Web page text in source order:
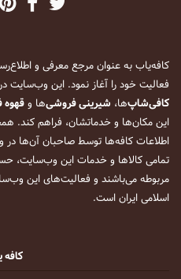
فعالیت خود را آغاز نمود. این وب‌سایت
کافی‌شاپ‌ها، شیرینی فروشی‌ها و
این مکان‌ها و خدماتشان، فراهم کند.
اطلاعات کافه‌ها توسط صاحبان آن‌ها در
تمامی کالاها و خدمات این وب‌سایت،
مربوطه می‌باشند و فعالیت‌های این
اسلامی ایران است.
کافه